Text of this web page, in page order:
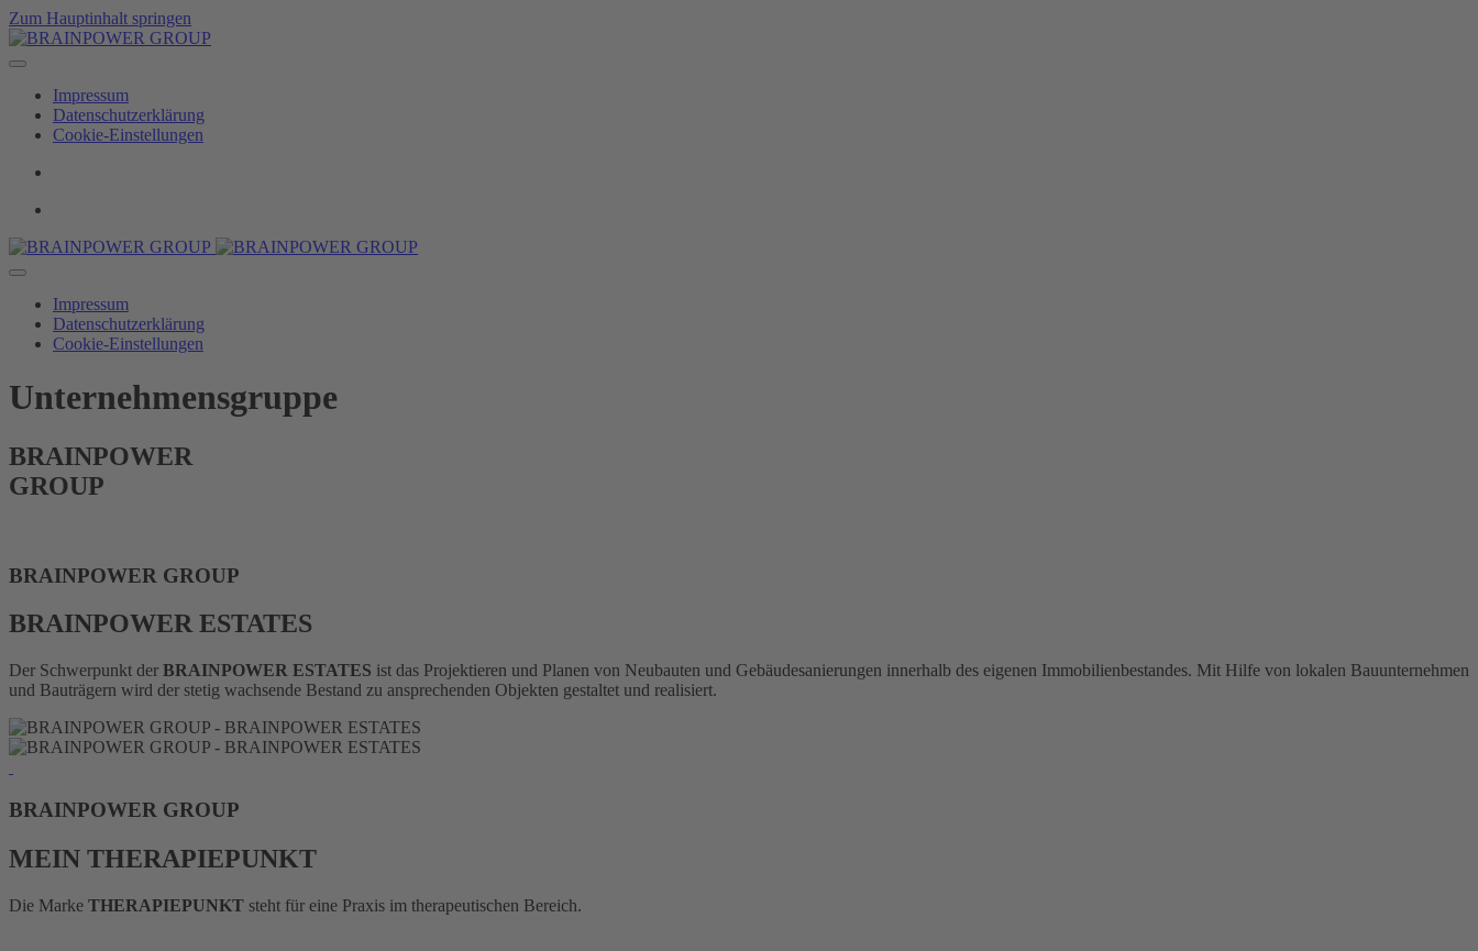
Zum Hauptinhalt springen
Impressum
Datenschutzerklärung
Cookie-Einstellungen
Impressum
Datenschutzerklärung
Cookie-Einstellungen
Unternehmensgruppe
BRAINPOWER
GROUP
BRAINPOWER GROUP
BRAINPOWER ESTATES
Der Schwerpunkt der BRAINPOWER ESTATES ist das Projektieren und Planen von Neubauten und Gebäudesanierungen innerhalb des eigenen Immobilienbestandes. Mit Hilfe von lokalen Bauunternehmen
und Bauträgern wird der stetig wachsende Bestand zu ansprechenden Objekten gestaltet und realisiert.
BRAINPOWER GROUP
MEIN THERAPIEPUNKT
Die Marke THERAPIEPUNKT steht für eine Praxis im therapeutischen Bereich.